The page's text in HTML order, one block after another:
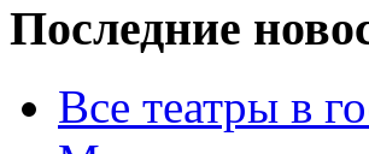
Последние
Все театры в